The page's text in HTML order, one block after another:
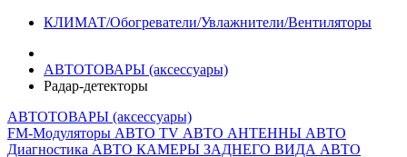
КЛИМАТ/Обогреватели/Увлажнители/Вентиляторы
АВТОТОВАРЫ (аксессуары)
Радар-детекторы
АВТОТОВАРЫ (аксессуары)
FM-Модуляторы АВТО TV АВТО АНТЕННЫ АВТО
Диагностика АВТО КАМЕРЫ ЗАДНЕГО ВИДА АВТО